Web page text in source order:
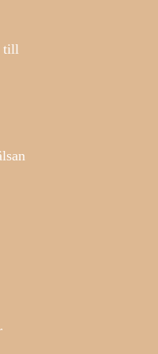
till